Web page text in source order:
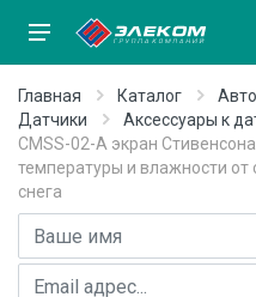
Главная Каталог
Датчики
Аксессуары к
CMSS-02-A экран
температуры и влажности
снега
Имя
E-mail адрес